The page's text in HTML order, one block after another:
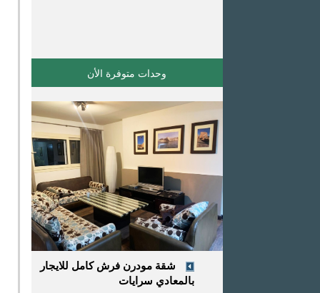
وحدات متوفرة اﻷن
شقة مودرن فرش كامل للايجار
بالمعادي سرايات